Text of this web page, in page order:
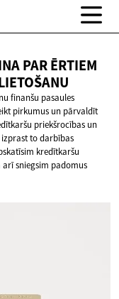
PAR ĒRTIEM
finanšu pasaules
pirkumus un pārvaldīt
priekšrocības un
to darbības
kredītkaršu
arī sniegsim padomus